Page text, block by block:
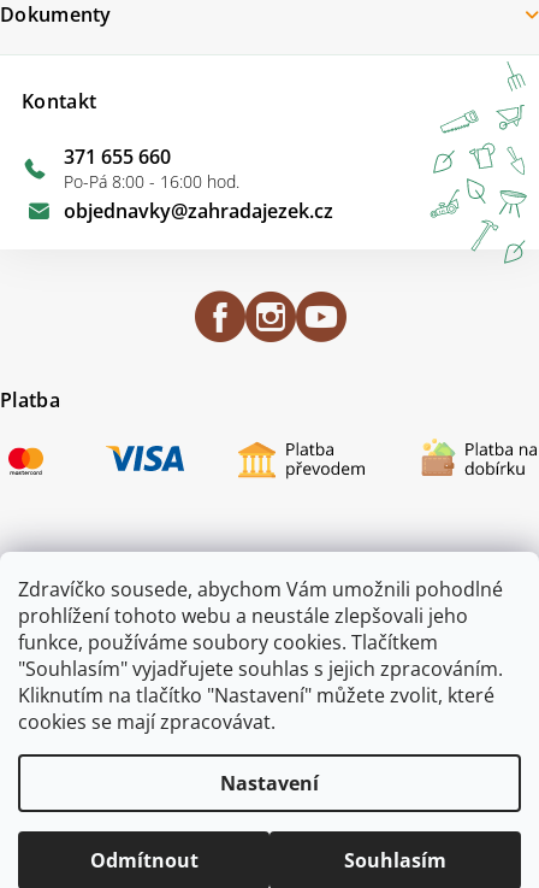
Zdravíčko sousede, abychom Vám umožnili pohodlné
prohlížení tohoto webu a neustále zlepšovali jeho
funkce, používáme soubory cookies. Tlačítkem
"Souhlasím" vyjadřujete souhlas s jejich zpracováním.
Kliknutím na tlačítko "Nastavení" můžete zvolit, které
cookies se mají zpracovávat.
Nastavení
Odmítnout Souhlasím
Kontakt
objednavky@zahradajezek.cz
371 655 660
Po-Pá 8:00 - 16:00 hod.
Dokumenty
Platba
Vytvořil Shoptet mime digital